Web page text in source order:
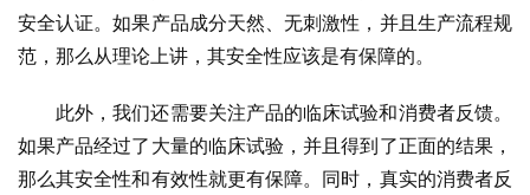
安全认证。如果产品成分天然、无刺激性，并且生产流程规
范，那么从理论上讲，其安全性应该是有保障的。
此外，我们还需要关注产品的临床试验和消费者反馈。
如果产品经过了大量的临床试验，并且得到了正面的结果，
那么其安全性和有效性就更有保障。同时，真实的消费者反